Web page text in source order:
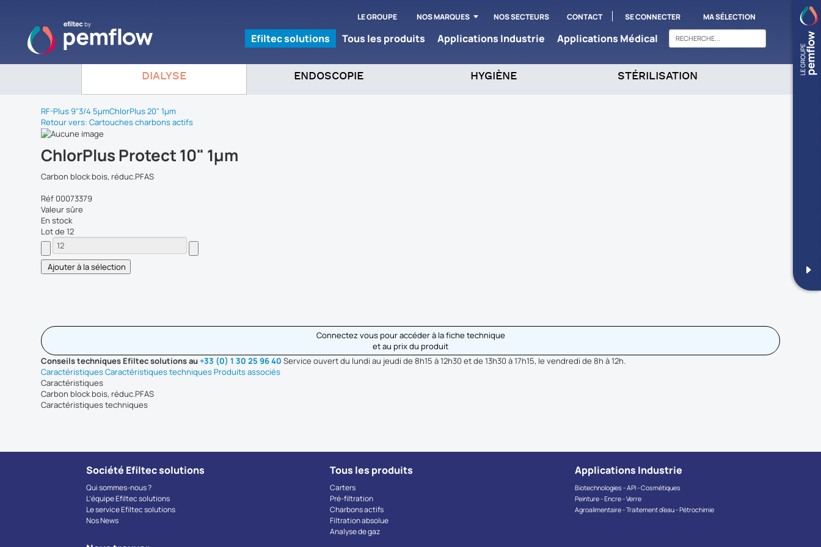
LE GROUPE NOS MARQUES NOS SECTEURS CONTACT SE CONNECTER MA SÉLECTION
Efiltec solutions Tous les produits Applications Industrie Applications Médical
DIALYSE ENDOSCOPIE HYGIÈNE STÉRILISATION
RF-Plus 9"3/4 5µmChlorPlus 20" 1µm
Retour vers: Cartouches charbons actifs
ChlorPlus Protect 10" 1µm
Carbon block bois, réduc.PFAS
Réf 00073379
Valeur sûre
En stock
Lot de 12
Connectez vous pour accéder à la fiche technique
et au prix du produit
Conseils techniques Efiltec solutions au+33 (0) 1 30 25 96 40 Service ouvert du lundi au jeudi de 8h15 à 12h30 et de 13h30 à 17h15, le vendredi de 8h à 12h.
CaractéristiquesCaractéristiques techniques Produits associés
Caractéristiques
Carbon block bois, réduc.PFAS
Caractéristiques techniques
Société Efiltec solutions
Qui sommes-nous ?
L’équipe Efiltec solutions
Le service Efiltec solutions
Nos News
Tous les produits
Carters
Pré-filtration
Charbons actifs
Filtration absolue
Analyse de gaz
Applications Industrie
Biotechnologies - API - Cosmétiques
Peinture - Encre - Verre
Agroalimentaire - Traitement d’eau - Pétrochimie